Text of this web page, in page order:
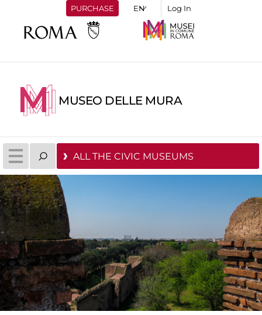
PURCHASE Log In
MUSEO DELLE MURA
ALL THE CIVIC MUSEUMS